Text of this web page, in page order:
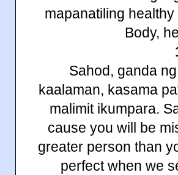
mapanatiling
Body,
Sahod, ganda
kaalaman, kasama
malimit ikumpara.
cause you will be
greater person than
perfect when we